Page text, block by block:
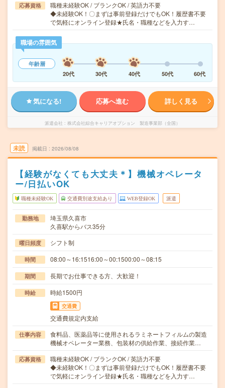
応募資格
職種未経験OK / ブランクOK / 英語力不要
◆未経験OK！〇まずは事前登録だけでもOK！履歴書不要
で気軽にオンライン登録★氏名・職種などを入力す…
職場の雰囲気
年齢層
20代
30代 40代 50代 60代
気になる! 応募へ進む 詳しく見る
派遣会社 株式会社綜合キャリアオプション 製造事業部（全国）
未読 掲載日 2026/08/08
【経験がなくても大丈夫＊】機械オペレータ
ー/日払いOK
職種未経験OK 交通費別途支給あり WEB登録OK 派遣
勤務地
埼玉県久喜市
久喜駅からバス35分
曜日頻度 シフト制
時間 08:00～16:1516:00～00:1500:00～08:15
期間 長期でお仕事できる方、大歓迎！
時給 時給1500円
交通費
交通費規定内支給
仕事内容
食料品、医薬品等に使用されるラミネートフィルムの製造
機械オペレーター業務、包装材の供給作業、接続作業…
応募資格
職種未経験OK / ブランクOK / 英語力不要
◆未経験OK！〇まずは事前登録だけでもOK！履歴書不要
で気軽にオンライン登録★氏名・職種などを入力す…